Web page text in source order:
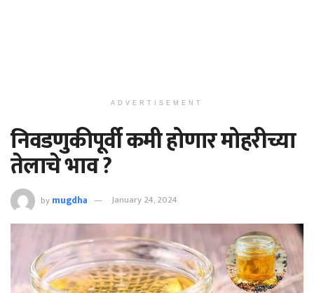
ADVERTISEMENT
निवडणुकीपूर्वी कमी होणार मोहरीच्या
तेलाचे भाव ?
bymugdha January 24, 2024